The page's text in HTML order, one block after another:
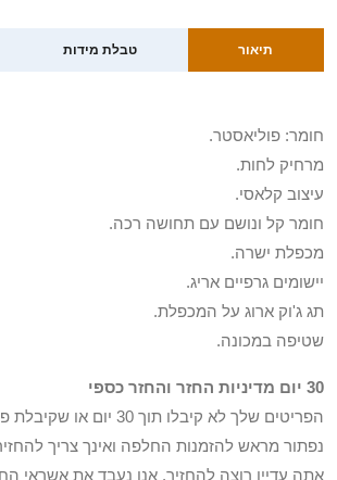
תיאור טבלת מידות
חומר: פוליאסטר.
מרחיק לחות.
עיצוב קלאסי.
חומר קל ונושם עם תחושה רכה.
מכפלת ישרה.
יישומים גרפיים אריג.
תג ג'וק ארוג על המכפלת.
שטיפה במכונה.
30 יום מדיניות החזר והחזר כספי
הפריטים שלך לא קיבלו תוך
נפתור מראש להזמנות החלפה ואינך צריך
אתה עדיין רוצה להחזיר, אנו נעבד את אשראי